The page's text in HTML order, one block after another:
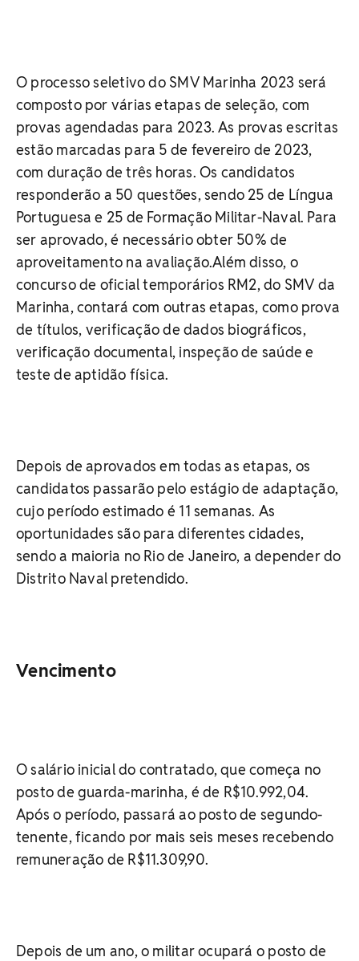
O processo seletivo do SMV Marinha 2023 será
composto por várias etapas de seleção, com
provas agendadas para 2023. As provas escritas
estão marcadas para 5 de fevereiro de 2023,
com duração de três horas. Os candidatos
responderão a 50 questões, sendo 25 de Língua
Portuguesa e 25 de Formação Militar-Naval. Para
ser aprovado, é necessário obter 50% de
aproveitamento na avaliação.Além disso, o
concurso de oficial temporários RM2, do SMV da
Marinha, contará com outras etapas, como prova
de títulos, verificação de dados biográficos,
verificação documental, inspeção de saúde e
teste de aptidão física.
Depois de aprovados em todas as etapas, os
candidatos passarão pelo estágio de adaptação,
cujo período estimado é 11 semanas. As
oportunidades são para diferentes cidades,
sendo a maioria no Rio de Janeiro, a depender do
Distrito Naval pretendido.
Vencimento
O salário inicial do contratado, que começa no
posto de guarda-marinha, é de R$10.992,04.
Após o período, passará ao posto de segundo-
tenente, ficando por mais seis meses recebendo
remuneração de R$11.309,90.
Depois de um ano, o militar ocupará o posto de